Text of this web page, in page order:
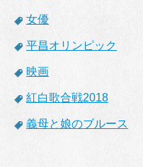
女優
平昌オリンピック
映画
紅白歌合戦2018
義母と娘のブルース